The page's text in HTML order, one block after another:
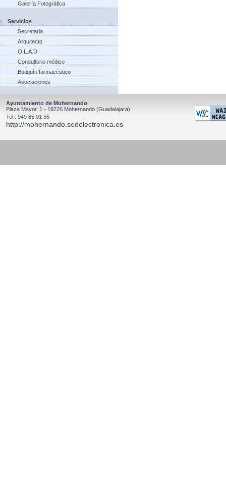
Galería Fotográfica
Servicios
Secretaria
Arquitecto
O.L.A.D.
Consultorio médico
Botiquín farmacéutico
Asociaciones
Ayuntamiento de Mohernando
Plaza Mayor, 1 - 19226 Mohernando (Guadalajara)
Tel.: 949 85 01 55
http://mohernando.sedelectronica.es